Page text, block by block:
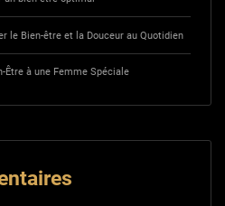
le Bien-être et la Douceur au Quotidien
Être à une Femme Spéciale